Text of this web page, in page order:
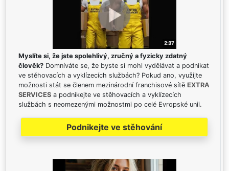
Myslíte si, že jste spolehlivý, zručný a fyzicky zdatný
člověk? Domníváte se, že byste si mohl vydělávat a podnikat
ve stěhovacích a vyklízecích službách? Pokud ano, využijte
možnosti stát se členem mezinárodní franchisové sítě EXTRA
SERVICES a podnikejte ve stěhovacích a vyklízecích
službách s neomezenými možnostmi po celé Evropské unii.
Podnikejte ve stěhování